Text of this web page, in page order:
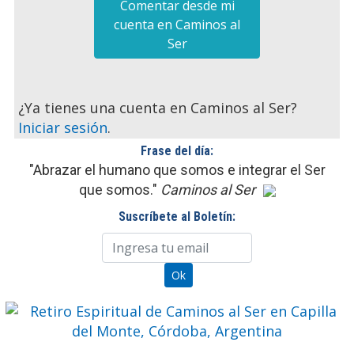
Comentar desde mi
cuenta en Caminos al
Ser
¿Ya tienes una cuenta en Caminos al Ser?
Iniciar sesión.
Frase del día:
"Abrazar el humano que somos e integrar el Ser
que somos." Caminos al Ser
Suscríbete al Boletín: